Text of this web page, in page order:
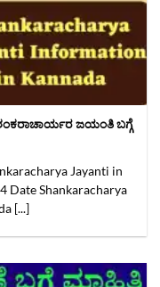
ಜಯಂತಿ ಬಗ್ಗೆ
Jayanti in
Date Shankaracharya
[...]